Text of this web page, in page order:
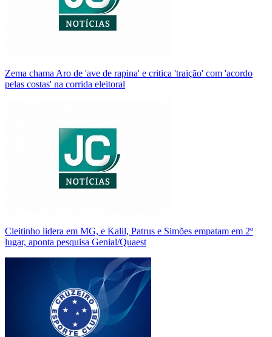
Zema chama Aro de 'ave de rapina' e critica 'traição' com 'acordo
pelas costas' na corrida eleitoral
Cleitinho lidera em MG, e Kalil, Patrus e Simões empatam em 2º
lugar, aponta pesquisa Genial/Quaest